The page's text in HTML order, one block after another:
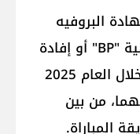
البروفيه
اللبنانية أو شهادة تكميلية مهنية "BP" أو إفادة
نجاح مصادق عليها بتاريخ جديد خلال العام 2025
من بين
المباراة.